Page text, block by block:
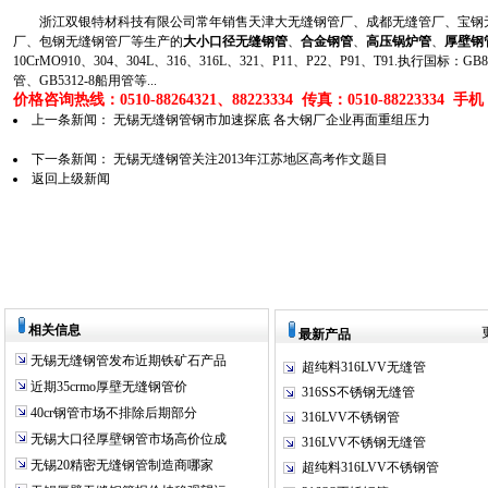
浙江双银特材科技有限公司常年销售天津大无缝钢管厂、成都无缝管厂、宝钢
厂、包钢无缝钢管厂等生产的大小口径无缝钢管、 合金钢管、 高压锅炉管、
厚壁钢
10CrMO910、304、304L、316、316L、321、P11、P22、P91、T91.执行国标：
管、GB5312-8船用管等...
价格咨询热线：0510-88264321、88223334 传真：0510-88223334 手机
上一条新闻： 无锡无缝钢管钢市加速探底 各大钢厂企业再面重组压力
下一条新闻： 无锡无缝钢管关注2013年江苏地区高考作文题目
返回上级新闻
相关信息
无锡无缝钢管发布近期铁矿石产品
近期35crmo厚壁无缝钢管价
40cr钢管市场不排除后期部分
无锡大口径厚壁钢管市场高价位成
无锡20精密无缝钢管制造商哪家
最新产品
超纯料316LVV无缝管
316SS不锈钢无缝管
316LVV不锈钢管
316LVV不锈钢无缝管
超纯料316LVV不锈钢管